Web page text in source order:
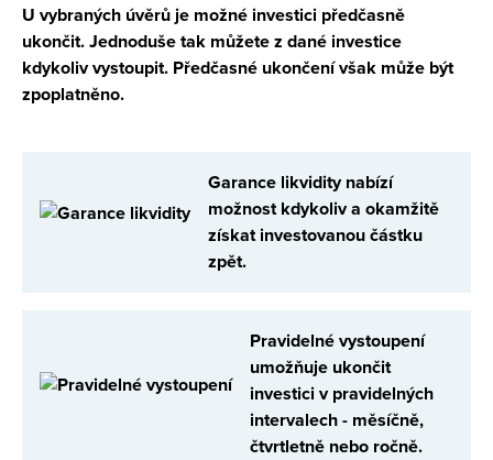
U vybraných úvěrů je možné investici předčasně
ukončit. Jednoduše tak můžete z dané investice
kdykoliv vystoupit. Předčasné ukončení však může být
zpoplatněno.
Garance likvidity nabízí
možnost kdykoliv a okamžitě
získat investovanou částku
zpět.
Pravidelné vystoupení
umožňuje ukončit
investici v pravidelných
intervalech - měsíčně,
čtvrtletně nebo ročně.